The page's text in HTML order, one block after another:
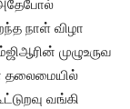
அதேபோல்
நாள் விழா
முழுஉருவ
தலைமையில்
வங்கி